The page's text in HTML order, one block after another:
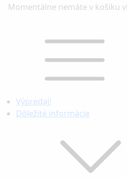
Momentálne nemáte v košíku
Výpredaj!
Dôležité informácie